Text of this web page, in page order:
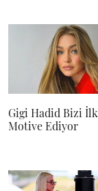
Gigi Hadid Bizi
Motive Ediyor